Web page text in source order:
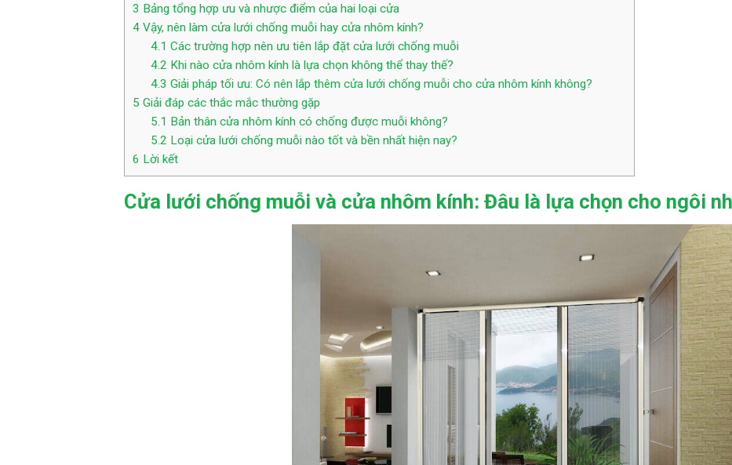
3 Bảng tổng hợp ưu và nhược điểm của hai loại cửa
4Vậy, nên làm cửa lưới chống muỗi hay cửa nhôm kính?
4.1 Các trường hợp nên ưu tiên lắp đặt cửa lưới chống muỗi
4.2 Khi nào cửa nhôm kính là lựa chọn không thể thay thế?
4.3 Giải pháp tối ưu: Có nên lắp thêm cửa lưới chống muỗi cho cửa nhôm kính không?
5 Giải đáp các thắc mắc thường gặp
5.1 Bản thân cửa nhôm kính có chống được muỗi không?
5.2 Loại cửa lưới chống muỗi nào tốt và bền nhất hiện nay?
6 Lời kết
Cửa lưới chống muỗi và cửa nhôm kính: Đâu là lựa chọn cho ngôi